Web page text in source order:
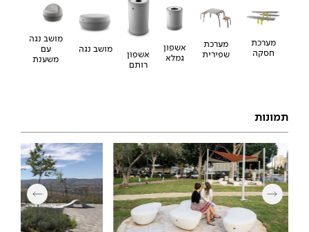
מערכת
חסקה
מערכת
שפירית
אשפון
גמלא
אשפון
רותם
מושב נגה
מושב נגה
עם
משענת
תמונות